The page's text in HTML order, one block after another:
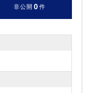
非公開 0 件